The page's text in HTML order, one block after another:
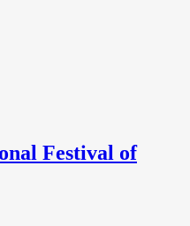
Festival of